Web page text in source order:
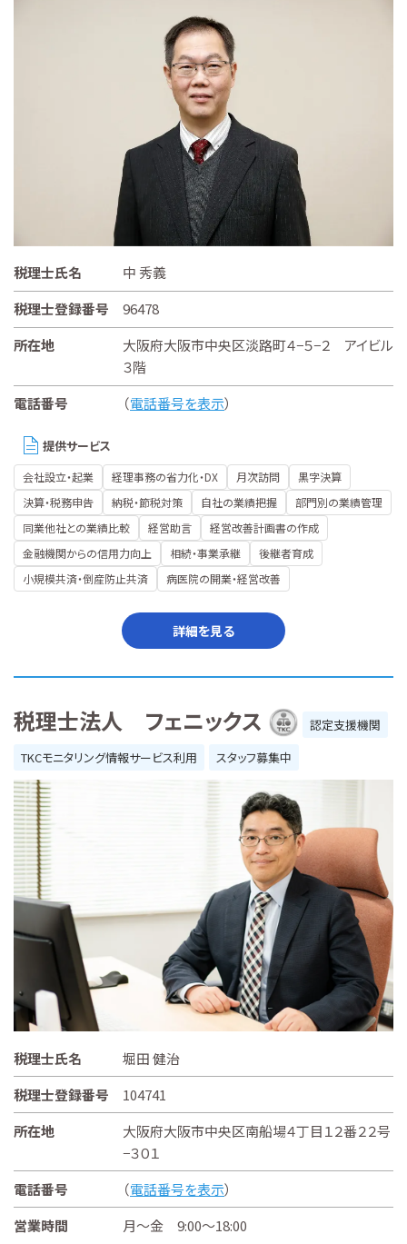
税理士氏名
中 秀義
税理士登録番号
96478
所在地
大阪府大阪市中央区淡路町４−５−２ アイビル
３階
電話番号
（電話番号を表示）
提供サービス
会社設立・起業 経理事務の省力化・DX 月次訪問
黒字決算
決算・税務申告
納税・節税対策 自社の業績把握
部門別の業績管理
同業他社との業績比較
経営助言
経営改善計画書の作成
金融機関からの信用力向上
相続・事業承継
後継者育成
小規模共済・倒産防止共済
病医院の開業・経営改善
詳細を見る
税理士法人 フェニックス
認定支援機関
TKCモニタリング情報サービス利用
スタッフ募集中
税理士氏名
堀田 健治
税理士登録番号
104741
所在地
大阪府大阪市中央区南船場４丁目１２番２２号
−３０１
電話番号
（電話番号を表示）
営業時間
月～金 9:00～18:00